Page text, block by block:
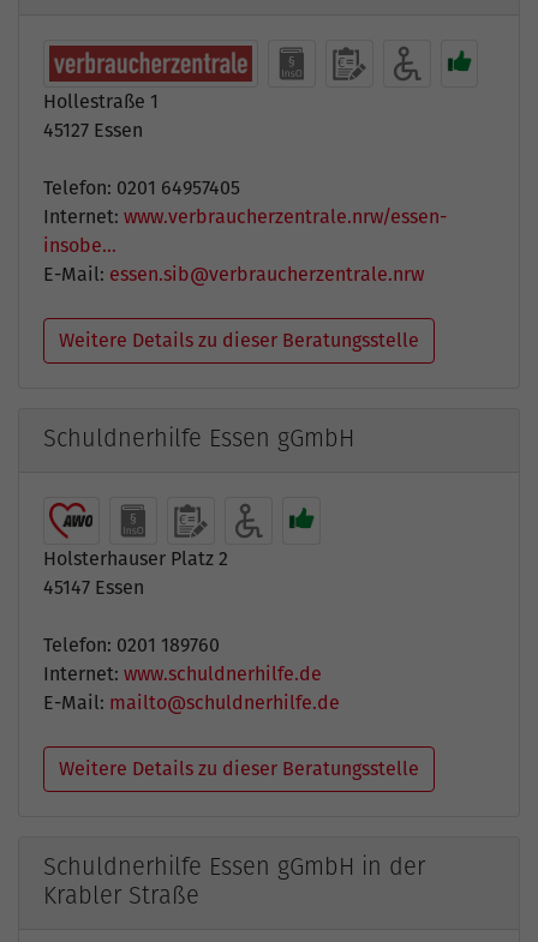
Hollestraße 1
45127 Essen
Telefon: 0201 64957405
Internet: www.verbraucherzentrale.nrw/essen-
insobe…
E-Mail: essen.sib@verbraucherzentrale.nrw
Weitere Details zu dieser Beratungsstelle
Schuldnerhilfe Essen gGmbH
Holsterhauser Platz 2
45147 Essen
Telefon: 0201 189760
Internet: www.schuldnerhilfe.de
E-Mail: mailto@schuldnerhilfe.de
Weitere Details zu dieser Beratungsstelle
Schuldnerhilfe Essen gGmbH in der
Krabler Straße